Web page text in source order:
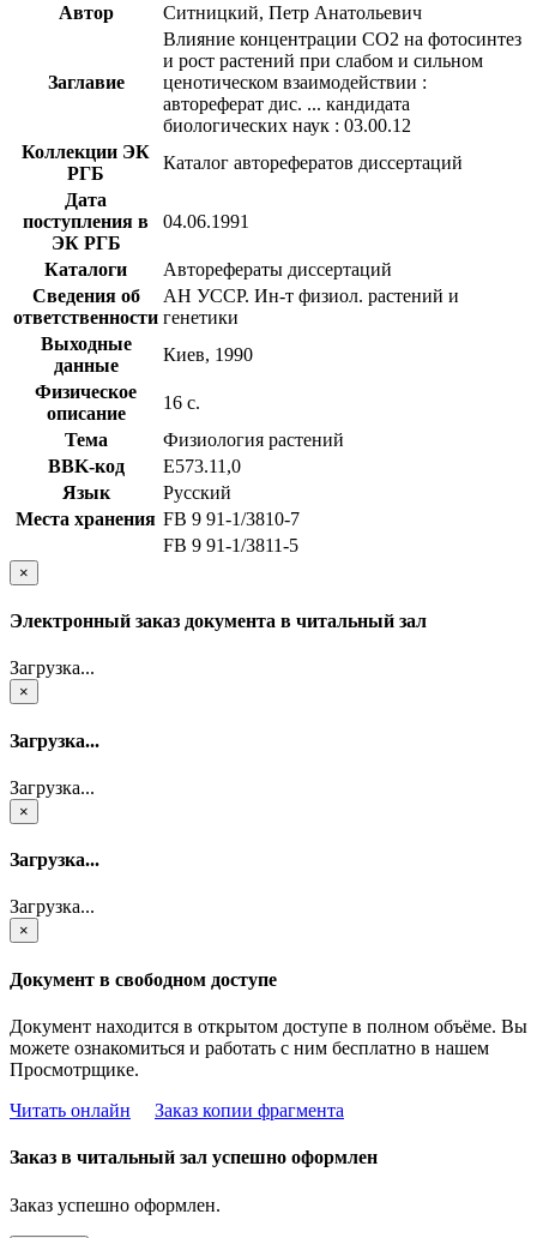
Автор Ситницкий, Петр Анатольевич
Заглавие
Влияние концентрации CO2 на фотосинтез
и рост растений при слабом и сильном
ценотическом взаимодействии :
автореферат дис. ... кандидата
биологических наук : 03.00.12
Коллекции ЭК
РГБ
Каталог авторефератов диссертаций
Дата
поступления в
ЭК РГБ
04.06.1991
Каталоги
Авторефераты диссертаций
Сведения об
ответственности
АН УССР. Ин-т физиол. растений и
генетики
Выходные
данные
Киев, 1990
Физическое
описание
16 с.
Тема
Физиология растений
BBK-код
Е573.11,0
Язык
Русский
Места хранения FB 9 91-1/3810-7
FB 9 91-1/3811-5
×
Электронный заказ документа в читальный зал
Загрузка...
×
Загрузка...
Загрузка...
×
Загрузка...
Загрузка...
×
Документ в свободном доступе
Документ находится в открытом доступе в полном объёме. Вы
можете ознакомиться и работать с ним бесплатно в нашем
Просмотрщике.
Читать онлайн
Заказ копии фрагмента
Заказ в читальный зал успешно оформлен
Заказ успешно оформлен.